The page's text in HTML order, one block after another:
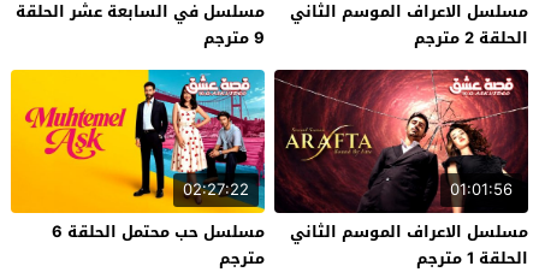
مسلسل الاعراف الموسم الثاني
الحلقة 2 مترجم
مسلسل في السابعة عشر الحلقة
9 مترجم
01:01:56
مسلسل الاعراف الموسم الثاني
الحلقة 1 مترجم
02:27:22
مسلسل حب محتمل الحلقة 6
مترجم